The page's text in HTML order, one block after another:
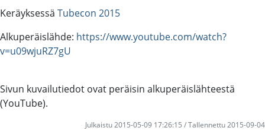
Keräyksessä Tubecon 2015
Alkuperäislähde: https://www.youtube.com/watch?
v=u09wjuRZ7gU
Sivun kuvailutiedot ovat peräisin alkuperäislähteestä
(YouTube).
Julkaistu 2015-05-09 17:26:15 / Tallennettu 2015-09-04